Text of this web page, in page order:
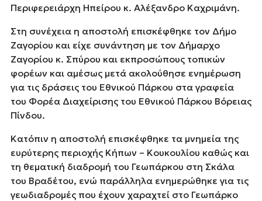
Περιφερειάρχη Ηπείρου κ. Αλέξανδρο Καχριμάνη.
Στη συνέχεια η αποστολή επισκέφθηκε τον Δήμο
Ζαγορίου και είχε συνάντηση με τον Δήμαρχο
Ζαγορίου κ. Σπύρου και εκπροσώπους τοπικών
φορέων και αμέσως μετά ακολούθησε ενημέρωση
για τις δράσεις του Εθνικού Πάρκου στα γραφεία
του Φορέα Διαχείρισης του Εθνικού Πάρκου Βόρειας
Πίνδου.
Κατόπιν η αποστολή επισκέφθηκε τα μνημεία της
ευρύτερης περιοχής Κήπων – Κουκουλίου καθώς και
τη θεματική διαδρομή του Γεωπάρκου στη Σκάλα
του Βραδέτου, ενώ παράλληλα ενημερώθηκε για τις
γεωδιαδρομές που έχουν χαραχτεί στο Γεωπάρκο